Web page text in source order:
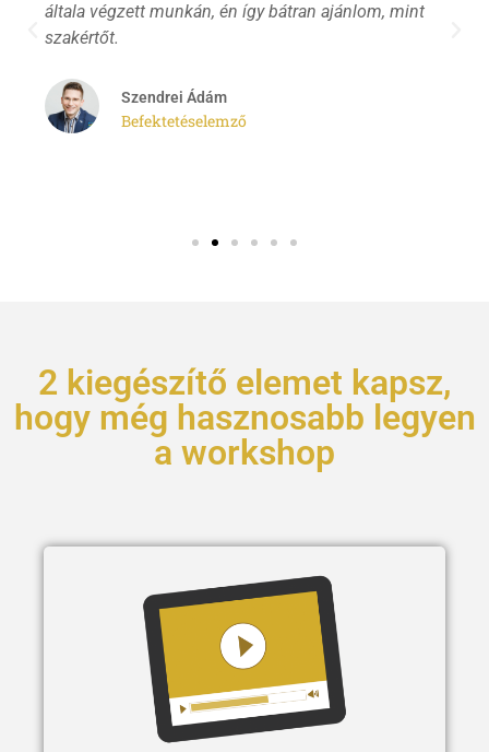
általa végzett munkán, én így bátran ajánlom, mint
szakértőt.
Szendrei Ádám
Befektetéselemző
2 kiegészítő elemet kapsz,
hogy még hasznosabb legyen
a workshop